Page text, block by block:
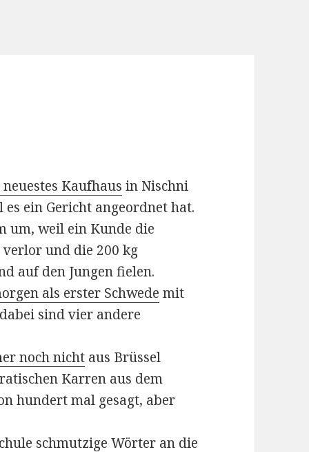
Kaufhaus in Nischni
ein Gericht angeordnet hat.
um, weil ein Kunde die
und die 200 kg
auf den Jungen fielen.
als erster Schwede mit
sind vier andere
noch nicht aus Brüssel
Karren aus dem
hundert mal gesagt, aber
schmutzige Wörter an die